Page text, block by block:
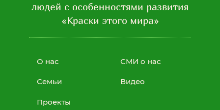
людей с особенностями развития
«Краски этого мира»
О нас
Семьи
Проекты
СМИ о нас
Видео